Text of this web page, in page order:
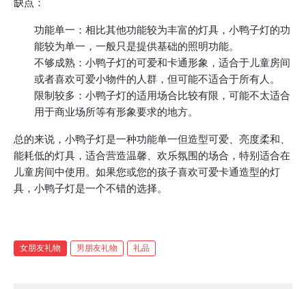
功能单一：相比其他功能较为丰富的灯具，小鸭子灯的功
能较为单一，一般只是提供基础的照明功能。
不够成熟：小鸭子灯的可爱和卡通形象，适合于儿童房间
或者喜欢可爱小物件的人群，但可能不适合于所有人。
限制较多：小鸭子灯的适用场合比较有限，可能不太适合
用于商业场所等有形象要求的地方。
总的来说，小鸭子灯是一种功能单一但造型可爱、亮度柔和、
能耗低的灯具，适合营造温馨、欢乐氛围的场合，特别适合在
儿童房间中使用。如果您或您的孩子喜欢可爱卡通造型的灯
具，小鸭子灯是一个不错的选择。
女朋友礼物 男朋友礼物 礼品